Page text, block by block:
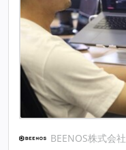
BEENOS株式会社